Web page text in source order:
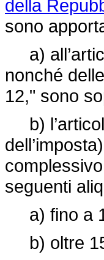
della
sono
a)
nonché
12," sono
b)
seguenti
a) fino a
b) oltre